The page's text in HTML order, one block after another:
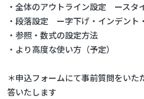
・全体のアウトライン設定 ースタ
・段落設定 ー字下げ・インデント
・参照・数式の設定方法
・より高度な使い方（予定）
＊申込フォームにて事前質問をい
答いたします